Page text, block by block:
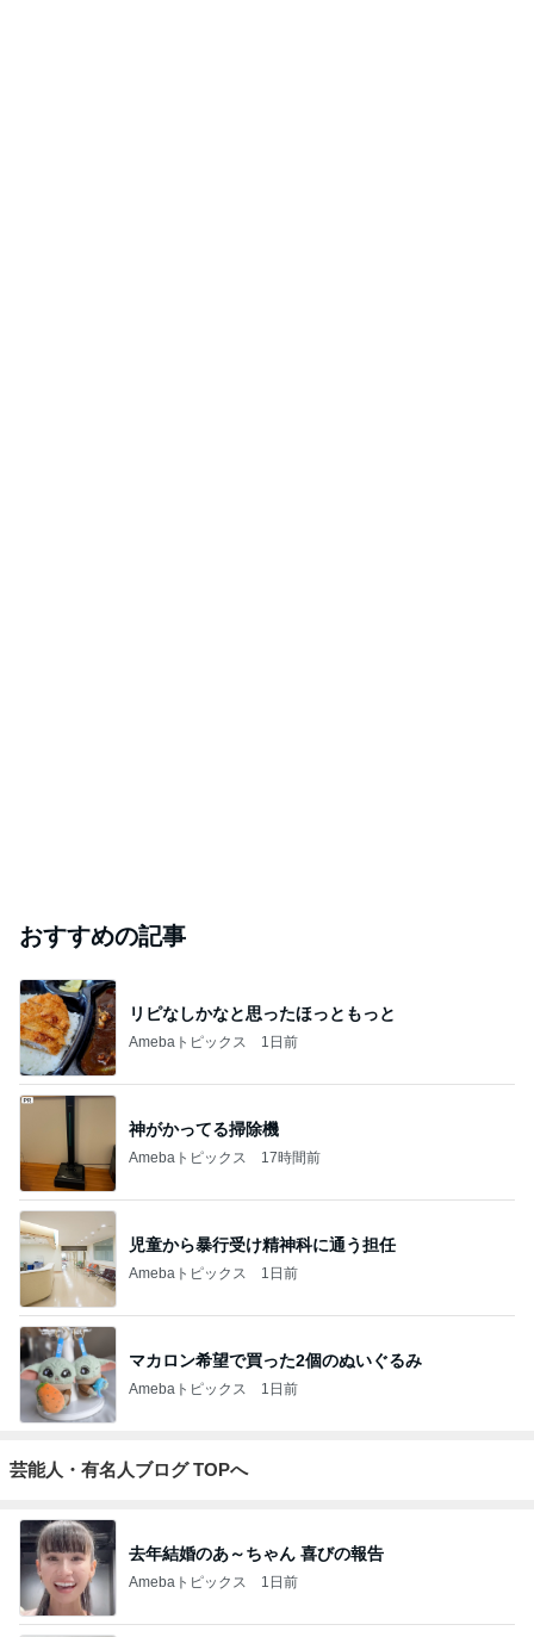
おすすめの記事
リピなしかなと思ったほっともっと
Amebaトピックス 1日前
神がかってる掃除機
Amebaトピックス 17時間前
児童から暴行受け精神科に通う担任
Amebaトピックス 1日前
マカロン希望で買った2個のぬいぐるみ
Amebaトピックス 1日前
芸能人・有名人ブログ TOPへ
去年結婚のあ～ちゃん 喜びの報告
Amebaトピックス 1日前